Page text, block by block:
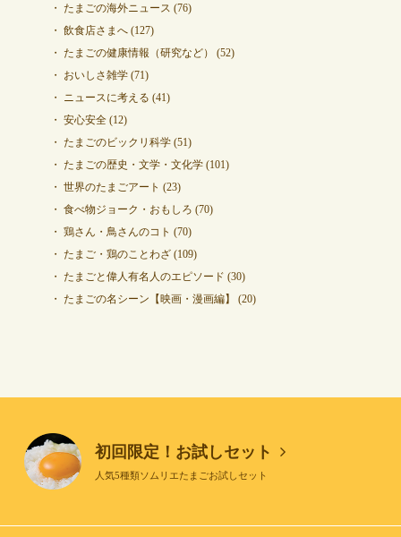
たまごの海外ニュース (76)
飲食店さまへ(127)
たまごの健康情報（研究など）
(52)
おいしさ雑学(71)
ニュースに考える (41)
安心安全(12)
たまごのビックリ科学(51)
たまごの歴史・文学・文化学(101)
世界のたまごアート (23)
食べ物ジョーク・おもしろ (70)
鶏さん・鳥さんのコト (70)
たまご・鶏のことわざ(109)
たまごと偉人有名人のエピソード (30)
たまごの名シーン【映画・漫画編】
(20)
初回限定！お試しセット
人気5種類ソムリエたまごお試しセット